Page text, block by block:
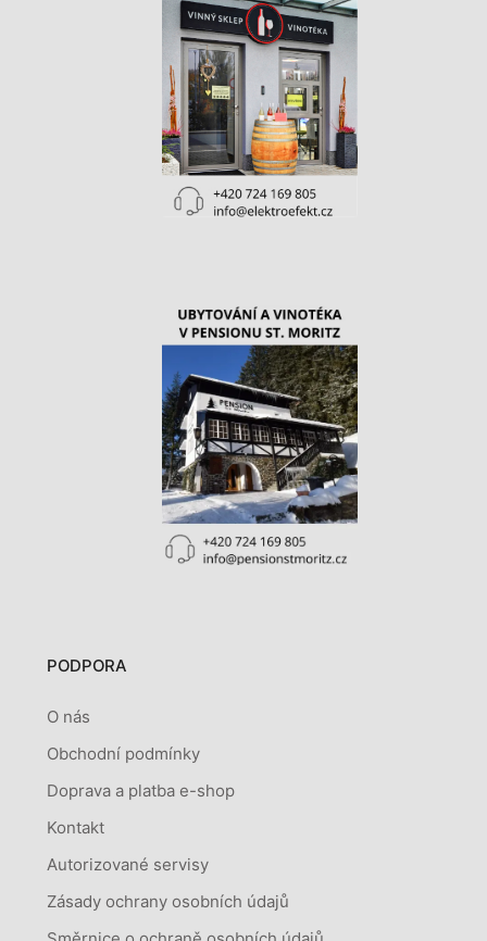
PODPORA
O nás
Obchodní podmínky
Doprava a platba e-shop
Kontakt
Autorizované servisy
Zásady ochrany osobních údajů